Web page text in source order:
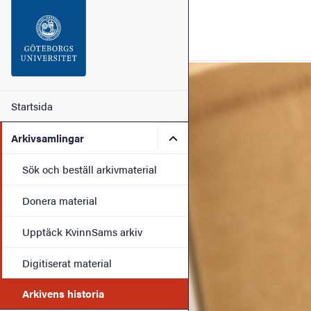
Sidfoten
Om webbplatsen
Huvudmeny
Startsida
Arkivsamlingar Undermeny för
Sök och beställ arkivmaterial
Donera material
Upptäck KvinnSams arkiv
Digitiserat material
Arkivens historia
Bild